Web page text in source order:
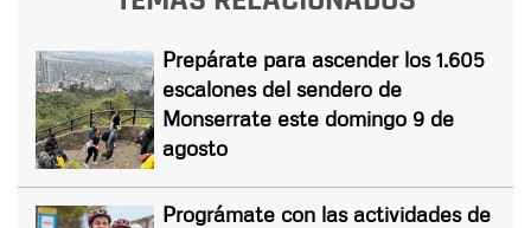
Prepárate para ascender los 1.605
escalones del sendero de
Monserrate este domingo 9 de
agosto
Prográmate con las actividades de